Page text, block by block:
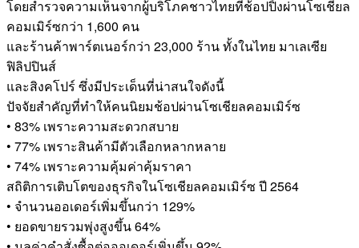
โดยสำรวจความเห็นจากผู้บริโภคชาวไทยที่ช้อปปิ้งผ่านโซเชียล
คอมเมิร์ซกว่า 1,600 คน
และร้านค้าพาร์ตเนอร์กว่า 23,000 ร้าน ทั้งในไทย มาเลเซีย
ฟิลิปปินส์
และสิงคโปร์ ซึ่งมีประเด็นที่น่าสนใจดังนี้
ปัจจัยสำคัญที่ทำให้คนนิยมช้อปผ่านโซเชียลคอมเมิร์ซ
• 83% เพราะความสะดวกสบาย
• 77% เพราะสินค้ามีตัวเลือกหลากหลาย
• 74% เพราะความคุ้มค่าคุ้มราคา
สถิติการเติบโตของธุรกิจในโซเชียลคอมเมิร์ซ ปี 2564
• จำนวนออเดอร์เพิ่มขึ้นกว่า 129%
• ยอดขายรวมพุ่งสูงขึ้น 64%